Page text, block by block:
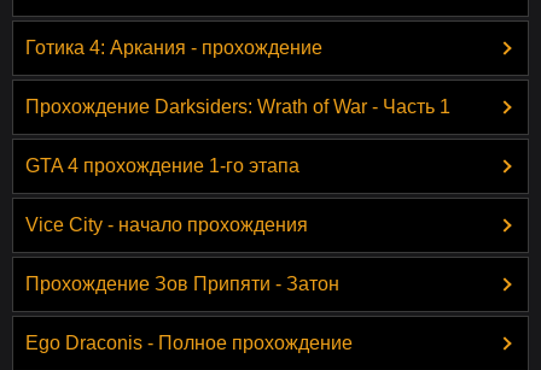
Готика 4: Аркания - прохождение
Прохождение Darksiders: Wrath of War - Часть 1
GTA 4 прохождение 1-го этапа
Vice City - начало прохождения
Прохождение Зов Припяти - Затон
Ego Draconis - Полное прохождение